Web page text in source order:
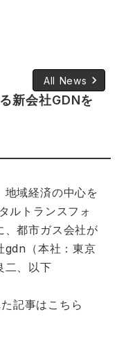
All News keyboard_arrow_right
新会社GDNを
地域経済の中心を
ルトランスフォ
都市ガス会社が
gdn（本社：東京
二、以下
記事はこちら